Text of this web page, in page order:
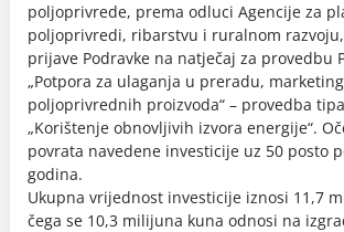
poljoprivrede, prema odluci Agencije za
poljoprivredi, ribarstvu i ruralnom
prijave Podravke na natječaj za provedbu
„Potpora za ulaganja u preradu,
poljoprivrednih proizvoda“ – provedba
„Korištenje obnovljivih izvora energije“.
povrata navedene investicije uz 50 posto
godina.
Ukupna vrijednost investicije iznosi 11,7
čega se 10,3 milijuna kuna odnosi na